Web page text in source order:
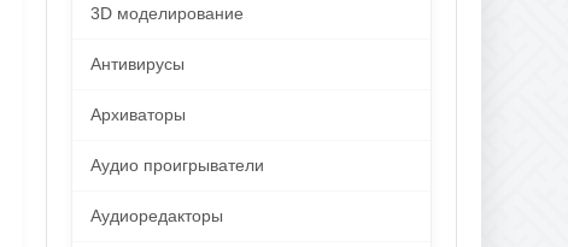
3D моделирование
Антивирусы
Архиваторы
Аудио проигрыватели
Аудиоредакторы